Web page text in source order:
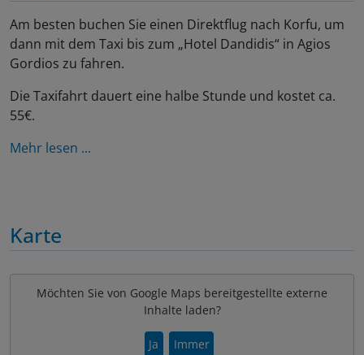
Am besten buchen Sie einen Direktflug nach Korfu, um
dann mit dem Taxi bis zum „Hotel Dandidis“ in Agios
Gordios zu fahren.
Die Taxifahrt dauert eine halbe Stunde und kostet ca.
55€.
Mehr lesen ...
Karte
Möchten Sie von Google Maps bereitgestellte externe
Inhalte laden?
Ja Immer